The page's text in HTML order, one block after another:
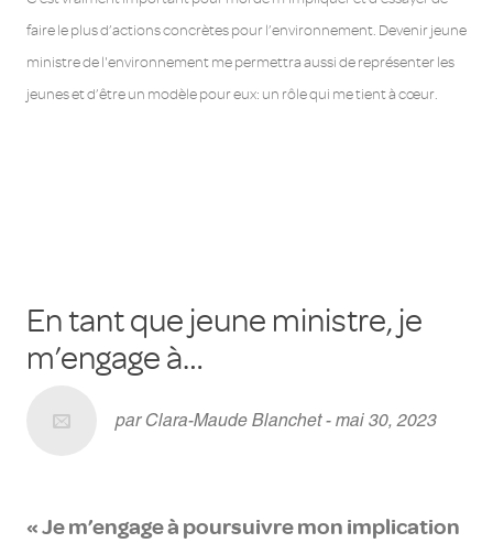
faire le plus d’actions concrètes pour l’environnement. Devenir jeune
ministre de l'environnement me permettra aussi de représenter les
jeunes et d’être un modèle pour eux: un rôle qui me tient à cœur.
En tant que jeune ministre, je
m’engage à…
par Clara-Maude Blanchet - mai 30, 2023
« Je m’engage à poursuivre mon implication